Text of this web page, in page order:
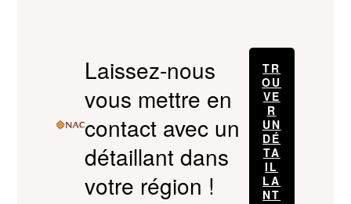
Laissez-nous
vous mettre en
contact avec un
détaillant dans
votre région !
TR
OU
VE
R
UN
DÉ
TA
IL
LA
NT